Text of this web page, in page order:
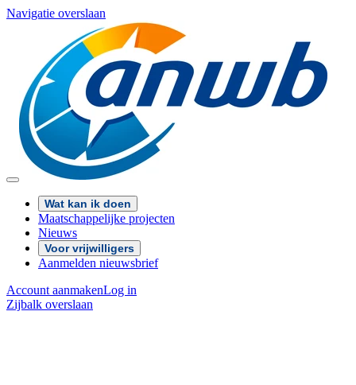
Navigatie overslaan
Wat kan ik doen
Maatschappelijke projecten
Nieuws
Voor vrijwilligers
Aanmelden nieuwsbrief
Account aanmakenLog in
Zijbalk overslaan